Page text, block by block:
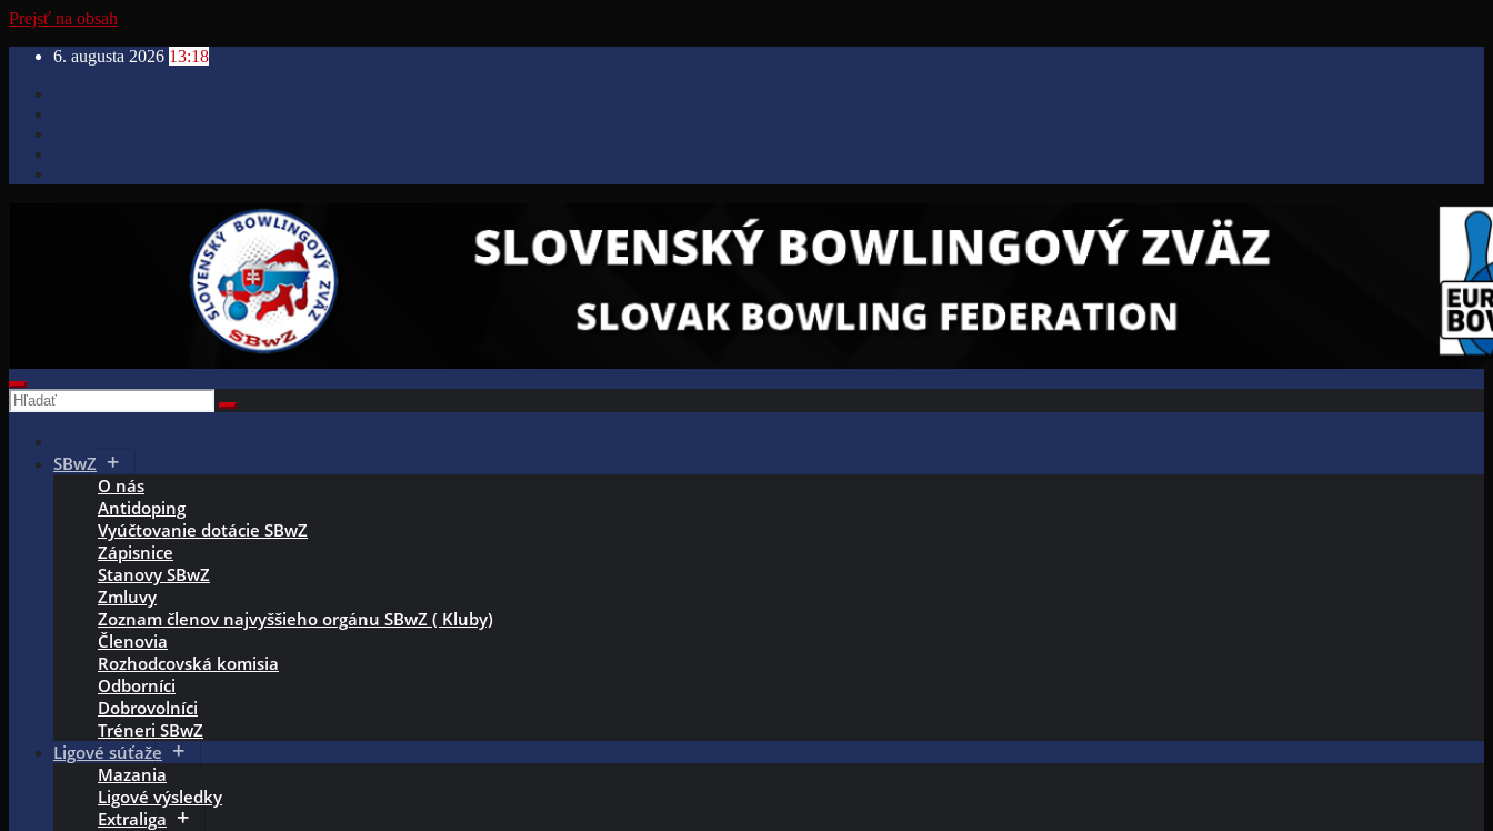
Prejsť na obsah
6. augusta 2026 13:18
SBwZ
O nás
Antidoping
Vyúčtovanie dotácie SBwZ
Zápisnice
Stanovy SBwZ
Zmluvy
Zoznam členov najvyššieho orgánu SBwZ ( Kluby)
Členovia
Rozhodcovská komisia
Odborníci
Dobrovolníci
Tréneri SBwZ
Ligové súťaže
Mazania
Ligové výsledky
Extraliga